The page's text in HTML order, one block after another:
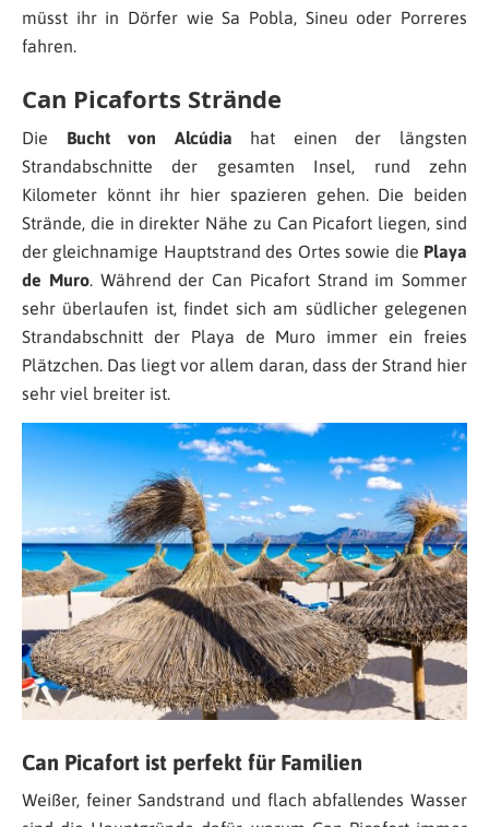
müsst ihr in Dörfer wie Sa Pobla, Sineu oder Porreres
fahren.
Can Picaforts Strände
Die Bucht von Alcúdia hat einen der längsten
Strandabschnitte der gesamten Insel, rund zehn
Kilometer könnt ihr hier spazieren gehen. Die beiden
Strände, die in direkter Nähe zu Can Picafort liegen, sind
der gleichnamige Hauptstrand des Ortes sowie die Playa
de Muro. Während der Can Picafort Strand im Sommer
sehr überlaufen ist, findet sich am südlicher gelegenen
Strandabschnitt der Playa de Muro immer ein freies
Plätzchen. Das liegt vor allem daran, dass der Strand hier
sehr viel breiter ist.
Can Picafort ist perfekt für Familien
Weißer, feiner Sandstrand und flach abfallendes Wasser